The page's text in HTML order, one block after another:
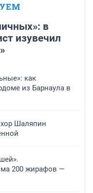
в
изувечил
как
из Барнаула в
Шаляпин
200 жирафов —